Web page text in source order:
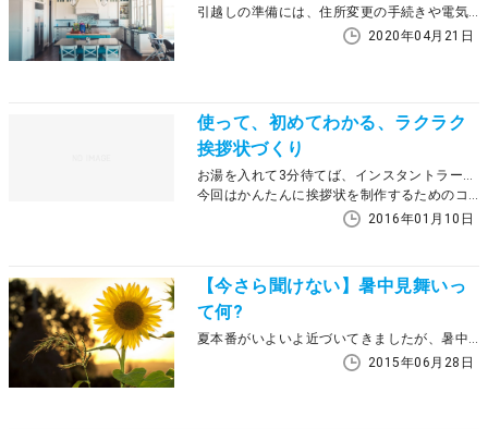
引越しの準備には、住所変更の手続きや電気・ガスの更新だけでなく、新しい住所や電話番号を知らせる引越しはがきがあります。この記事では、引越しはがきとはどんな人に送ればいいのか、また書き方や文例・出す時期などを紹介していきます。
2020年04月21日
使って、初めてわかる、ラクラク
挨拶状づくり
お湯を入れて3分待てば、インスタントラーメンが完成。そんな感覚で挨拶状が制作できれば、いいですね！
今回はかんたんに挨拶状を制作するためのコツをご紹介します。
2016年01月10日
【今さら聞けない】暑中見舞いっ
て何?
夏本番がいよいよ近づいてきましたが、暑中見舞いの準備は進んでいますか？ 暑中見舞いは、お正月の年賀状と同じく、 普段お世話になっている方へ「季節の挨拶」をする、大切な習慣です。 今回は、そんな暑中見舞いについてお知らせいたします。
2015年06月28日